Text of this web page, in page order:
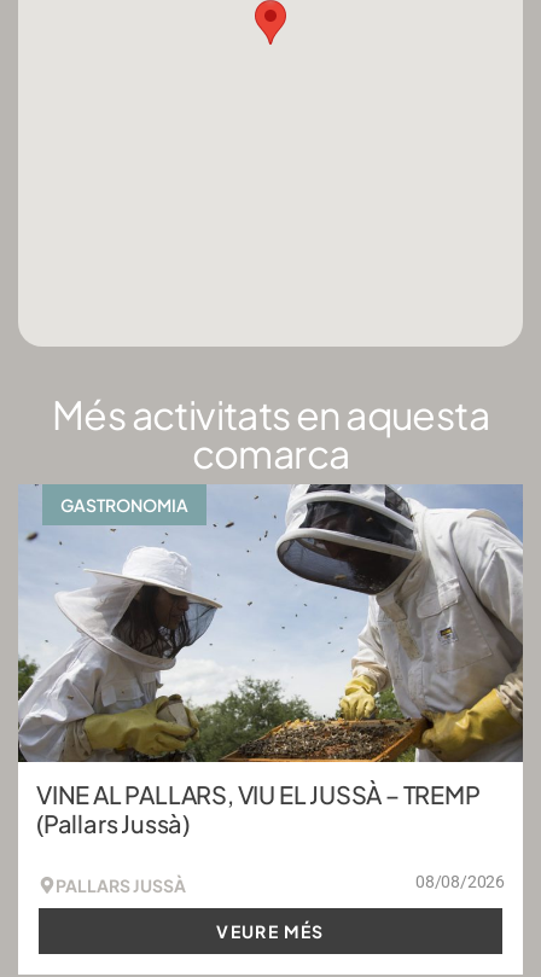
Més activitats en aquesta
comarca
GASTRONOMIA
VINE AL PALLARS, VIU EL JUSSÀ – TREMP
(Pallars Jussà)
PALLARS JUSSÀ 08/08/2026
VEURE MÉS